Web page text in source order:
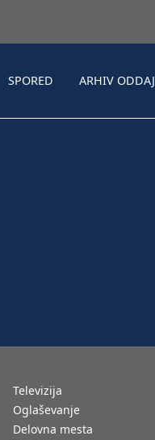
SPORED ARHIV ODDAJ
Televizija
Oglaševanje
Delovna mesta